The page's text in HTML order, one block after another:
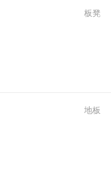
板凳
地板